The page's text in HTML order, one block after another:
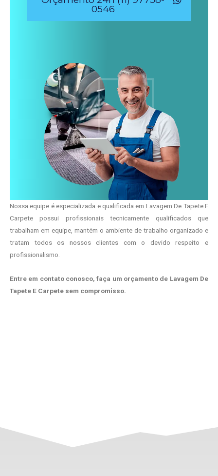
0546
Nossa equipe é especializada e qualificada em Lavagem De Tapete E
Carpete possui profissionais tecnicamente qualificados que
trabalham em equipe, mantém o ambiente de trabalho organizado e
tratam todos os nossos clientes com o devido respeito e
profissionalismo.
Entre em contato conosco, faça um orçamento de Lavagem De
Tapete E Carpete sem compromisso.